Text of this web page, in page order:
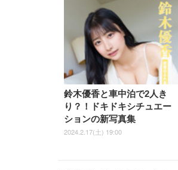
鈴木優香と車中泊で2人き
り？！ドキドキシチュエー
ションの新写真集
2024.2.17(土) 19:00